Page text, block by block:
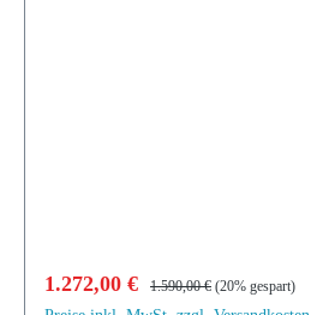
Verkaufspreis:
1.272,00 € Regulärer Preis:
1.590,00 € (20% gespart)